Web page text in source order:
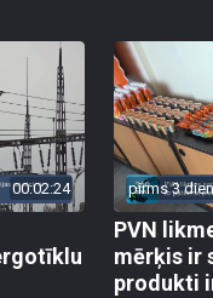
00:02:24 pirms 3
PVN
mērķis ir
produkti